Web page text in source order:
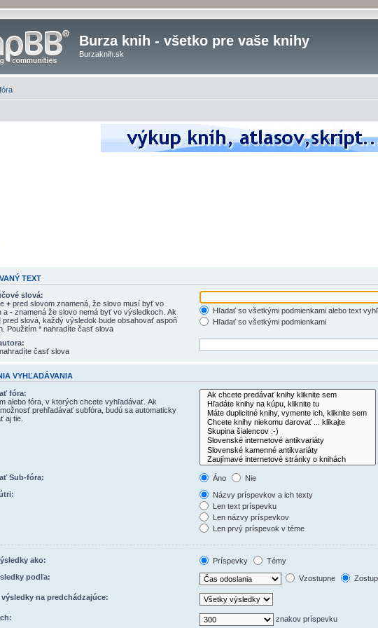
Burza knih - všetko pre vaše knihy
Burzaknih.sk
TEXT
slová:
+ pred slovom znamená, že slovo musí byť vo
a - znamená že slovo nemá byť vo výsledkoch. Ak
pred slová, každý výsledok bude obsahovať aspoň
Použitím * nahradíte časť slova
Hľadať so všetkými podmienkami alebo text
Hľadať so všetkými podmienkami
časť slova
VYHĽADÁVANIA
fóra:
alebo fóra, v ktorých chcete vyhľadávať. Ak
prehľadávať subfóra, budú sa automaticky
aj tie.
Sub-fóra: Áno
Nie
Názvy príspevkov a ich texty
Len text príspevku
Len názvy príspevkov
Len prvý príspevok v téme
ako: Príspevky
Témy
podľa:
Vzostupne
na predchádzajúce:
znakov príspevku